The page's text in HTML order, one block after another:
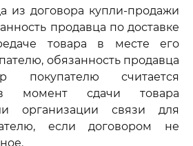
из договора купли-продажи
продавца по доставке
товара в месте его
обязанность продавца
покупателю считается
момент сдачи товара
организации связи для
если договором не